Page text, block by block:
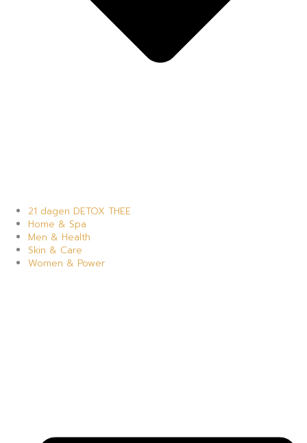
21 dagen DETOX THEE
Home & Spa
Men & Health
Skin & Care
Women & Power